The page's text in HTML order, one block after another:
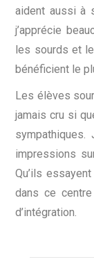
aident aussi à
j’apprécie
les sourds et
bénéficient le
Les élèves
jamais cru si
sympathiques.
impressions
Qu’ils
dans ce
d’intégration.